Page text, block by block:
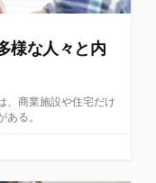
様な人々と内
、商業施設や住宅だけ
る。